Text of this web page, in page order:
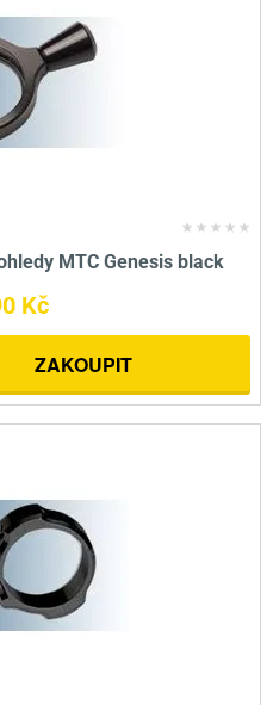
MTC Genesis black
Kč
ZAKOUPIT